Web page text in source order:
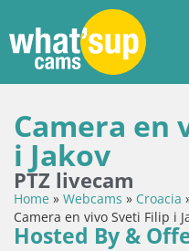
Camera en
i Jakov
PTZ livecam
Home » Webcams » Croacia
Camera en vivo Sveti Filip i
Hosted By &